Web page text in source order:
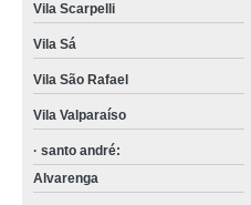
Vila Scarpelli
Vila Sá
Vila São Rafael
Vila Valparaíso
· santo andré:
Alvarenga